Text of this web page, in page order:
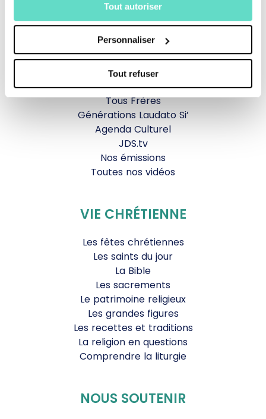
Tout autoriser
Personnaliser
Tout refuser
TOUS NOS PROGRAMMES
La messe
Magazine Le Jour du Seigneur
Documentaires
Parole Inattendue
Tous Frères
Générations Laudato Si’
Agenda Culturel
JDS.tv
Nos émissions
Toutes nos vidéos
VIE CHRÉTIENNE
Les fêtes chrétiennes
Les saints du jour
La Bible
Les sacrements
Le patrimoine religieux
Les grandes figures
Les recettes et traditions
La religion en questions
Comprendre la liturgie
NOUS SOUTENIR